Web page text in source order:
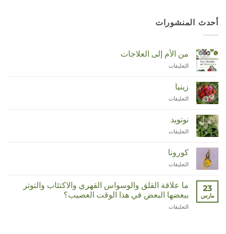
أحدث المنشورات
من الأم إلى العلاجات
التعليقات
زينيا
التعليقات
نوتويد
التعليقات
كورونا
التعليقات
مغلقة
23
مارس
ما علاقة القلق والوسواس القهري والاكتئاب والتوتر
ببعضها البعض في هذا الوقت العصيب؟
التعليقات